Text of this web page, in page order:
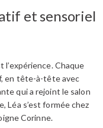
et sensoriel
l’expérience. Chaque
en tête-à-tête avec
qui a rejoint le salon
Léa s’est formée chez
Corinne.